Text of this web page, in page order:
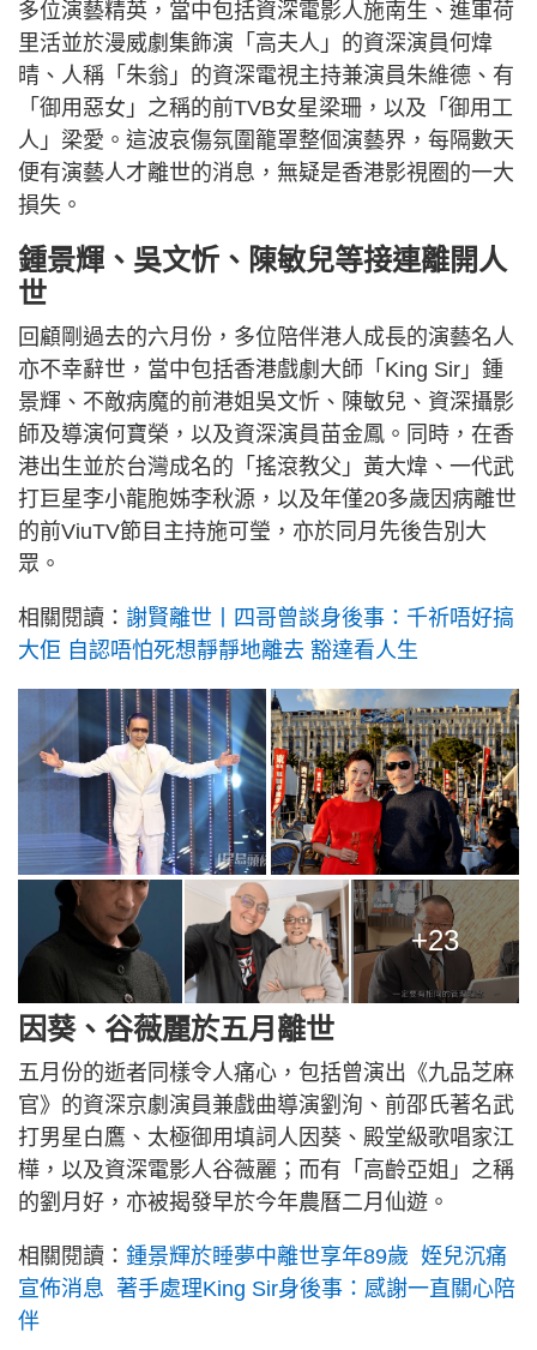
多位演藝精英，當中包括資深電影人施南生、進軍荷
里活並於漫威劇集飾演「高夫人」的資深演員何煒
晴、人稱「朱翁」的資深電視主持兼演員朱維德、有
「御用惡女」之稱的前TVB女星梁珊，以及「御用工
人」梁愛。這波哀傷氛圍籠罩整個演藝界，每隔數天
便有演藝人才離世的消息，無疑是香港影視圈的一大
損失。
鍾景輝、吳文忻、陳敏兒等接連離開人
世
回顧剛過去的六月份，多位陪伴港人成長的演藝名人
亦不幸辭世，當中包括香港戲劇大師「King Sir」鍾
景輝、不敵病魔的前港姐吳文忻、陳敏兒、資深攝影
師及導演何寶榮，以及資深演員苗金鳳。同時，在香
港出生並於台灣成名的「搖滾教父」黃大煒、一代武
打巨星李小龍胞姊李秋源，以及年僅20多歲因病離世
的前ViuTV節目主持施可瑩，亦於同月先後告別大
眾。
相關閱讀： 謝賢離世丨四哥曾談身後事：千祈唔好搞
大佢 自認唔怕死想靜靜地離去 豁達看人生
+23
因葵、谷薇麗於五月離世
五月份的逝者同樣令人痛心，包括曾演出《九品芝麻
官》的資深京劇演員兼戲曲導演劉洵、前邵氏著名武
打男星白鷹、太極御用填詞人因葵、殿堂級歌唱家江
樺，以及資深電影人谷薇麗；而有「高齡亞姐」之稱
的劉月好，亦被揭發早於今年農曆二月仙遊。
相關閱讀： 鍾景輝於睡夢中離世享年89歲 姪兒沉痛
宣佈消息 著手處理King Sir身後事：感謝一直關心陪
伴